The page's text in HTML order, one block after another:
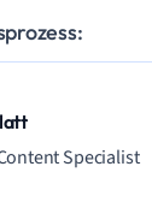
Specialist